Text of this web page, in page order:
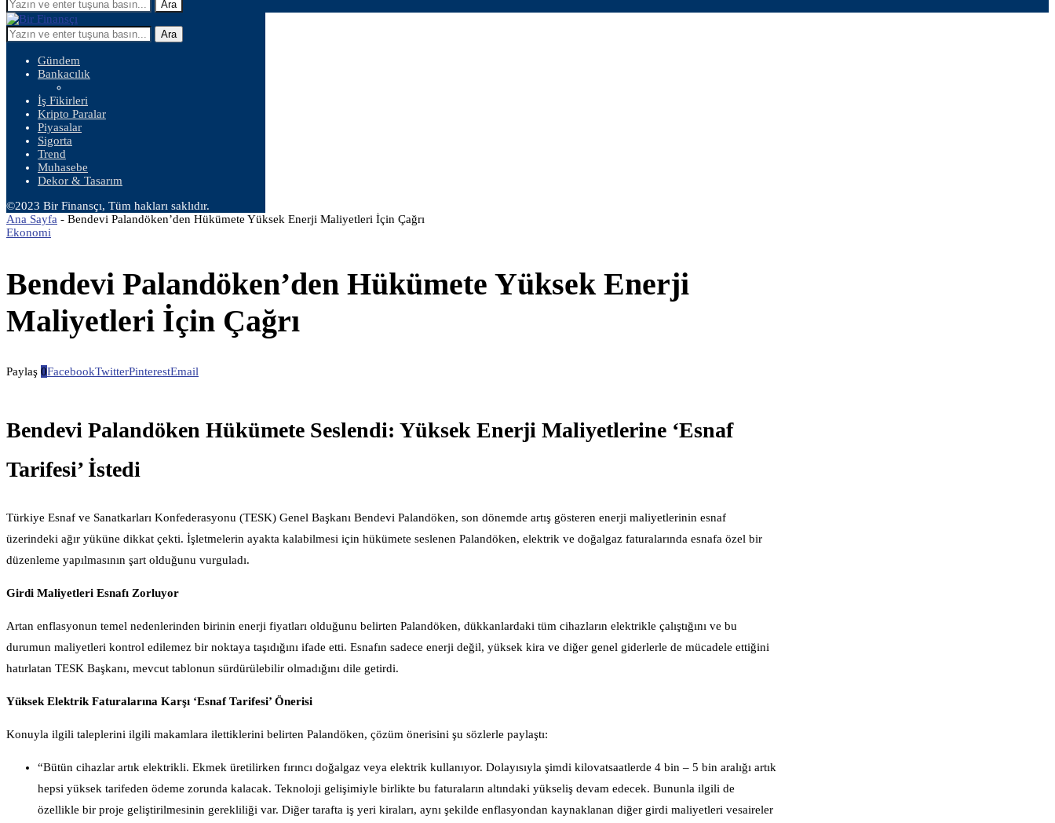
Ara
Ara
Gündem
Bankacılık
İş Fikirleri
Kripto Paralar
Piyasalar
Sigorta
Trend
Muhasebe
Dekor & Tasarım
©2023 Bir Finansçı, Tüm hakları saklıdır.
Ana Sayfa - Bendevi Palandöken’den Hükümete Yüksek Enerji Maliyetleri İçin Çağrı
Ekonomi
Bendevi Palandöken’den Hükümete Yüksek Enerji
Maliyetleri İçin Çağrı
Paylaş 0FacebookTwitterPinterestEmail
Bendevi Palandöken Hükümete Seslendi: Yüksek Enerji Maliyetlerine ‘Esnaf
Tarifesi’ İstedi
Türkiye Esnaf ve Sanatkarları Konfederasyonu (TESK) Genel Başkanı Bendevi Palandöken, son dönemde artış gösteren enerji maliyetlerinin esnaf
üzerindeki ağır yüküne dikkat çekti. İşletmelerin ayakta kalabilmesi için hükümete seslenen Palandöken, elektrik ve doğalgaz faturalarında esnafa özel bir
düzenleme yapılmasının şart olduğunu vurguladı.
Girdi Maliyetleri Esnafı Zorluyor
Artan enflasyonun temel nedenlerinden birinin enerji fiyatları olduğunu belirten Palandöken, dükkanlardaki tüm cihazların elektrikle çalıştığını ve bu
durumun maliyetleri kontrol edilemez bir noktaya taşıdığını ifade etti. Esnafın sadece enerji değil, yüksek kira ve diğer genel giderlerle de mücadele ettiğini
hatırlatan TESK Başkanı, mevcut tablonun sürdürülebilir olmadığını dile getirdi.
Yüksek Elektrik Faturalarına Karşı ‘Esnaf Tarifesi’ Önerisi
Konuyla ilgili taleplerini ilgili makamlara ilettiklerini belirten Palandöken, çözüm önerisini şu sözlerle paylaştı:
“Bütün cihazlar artık elektrikli. Ekmek üretilirken fırıncı doğalgaz veya elektrik kullanıyor. Dolayısıyla şimdi kilovatsaatlerde 4 bin – 5 bin aralığı artık
hepsi yüksek tarifeden ödeme zorunda kalacak. Teknoloji gelişimiyle birlikte bu faturaların altındaki yükseliş devam edecek. Bununla ilgili de
özellikle bir proje geliştirilmesinin gerekliliği var. Diğer tarafta iş yeri kiraları, aynı şekilde enflasyondan kaynaklanan diğer girdi maliyetleri vesaireler